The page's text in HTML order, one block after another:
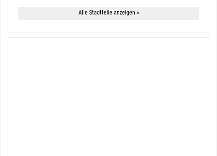
Alle Stadtteile anzeigen »